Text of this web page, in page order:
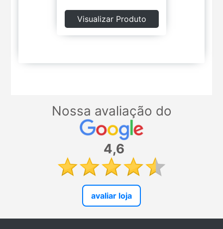
Visualizar Produto
Nossa avaliação do
4,6
avaliar loja